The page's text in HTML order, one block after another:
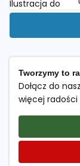
Tworzymy to
Dołącz do
więcej radości